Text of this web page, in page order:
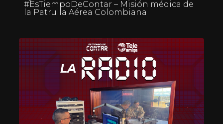
#EsTiempoDeContar – Misión médica de
la Patrulla Aérea Colombiana